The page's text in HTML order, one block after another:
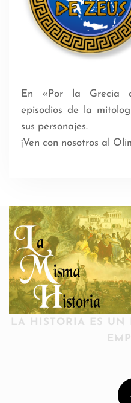
En «Por la Grecia
episodios de la
sus personajes.
¡Ven con nosotros al
LA HISTORIA ES UN